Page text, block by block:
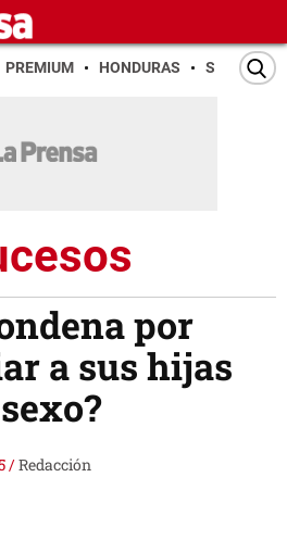
PREMIUM HONDURAS SAN PEDRO
por
a sus hijas
/Redacción